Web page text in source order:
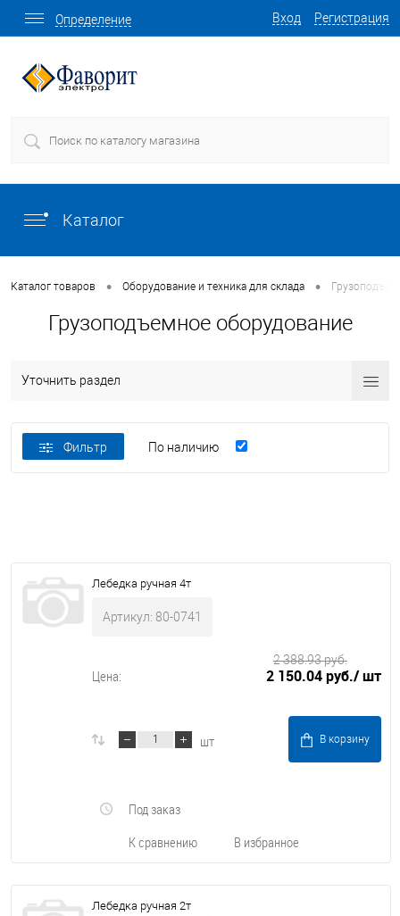
Вход Регистрация
Определение
Каталог
Каталог товаров • Оборудование и техника для склада •
Грузоподъемное оборудование
Уточнить раздел
Фильтр По наличию
Лебедка ручная 4т
Артикул: 80-0741
Цена: 2 150.04 руб./ шт
2 388.93 руб.
шт В корзину
К сравнению В избранное
Под заказ
Лебедка ручная 2т